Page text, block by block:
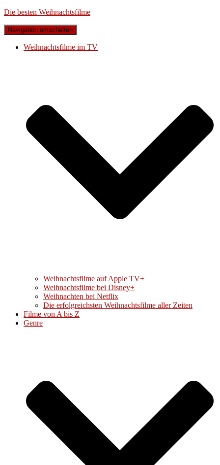
Die besten Weihnachtsfilme
Navigation umschalten
Weihnachtsfilme im TV
Weihnachtsfilme auf Apple TV+
Weihnachtsfilme bei Disney+
Weihnachten bei Netflix
Die erfolgreichsten Weihnachtsfilme aller Zeiten
Filme von A bis Z
Genre